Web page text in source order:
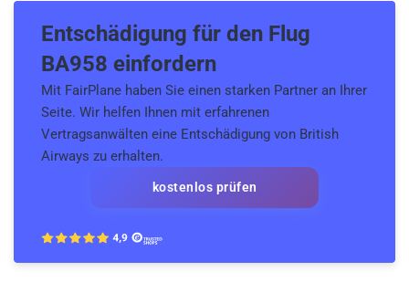
Entschädigung für den Flug
BA958 einfordern
Mit FairPlane haben Sie einen starken Partner an Ihrer
Seite. Wir helfen Ihnen mit erfahrenen
Vertragsanwälten eine Entschädigung von British
Airways zu erhalten.
kostenlos prüfen